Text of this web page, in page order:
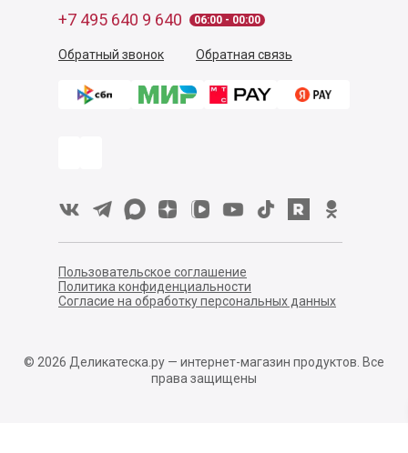
+7 495 640 9 640 06:00 - 00:00
Обратный звонок Обратная связь
Пользовательское соглашение
Политика конфиденциальности
Согласие на обработку персональных данных
© 2026 Деликатеска.ру — интернет-магазин продуктов. Все
права защищены